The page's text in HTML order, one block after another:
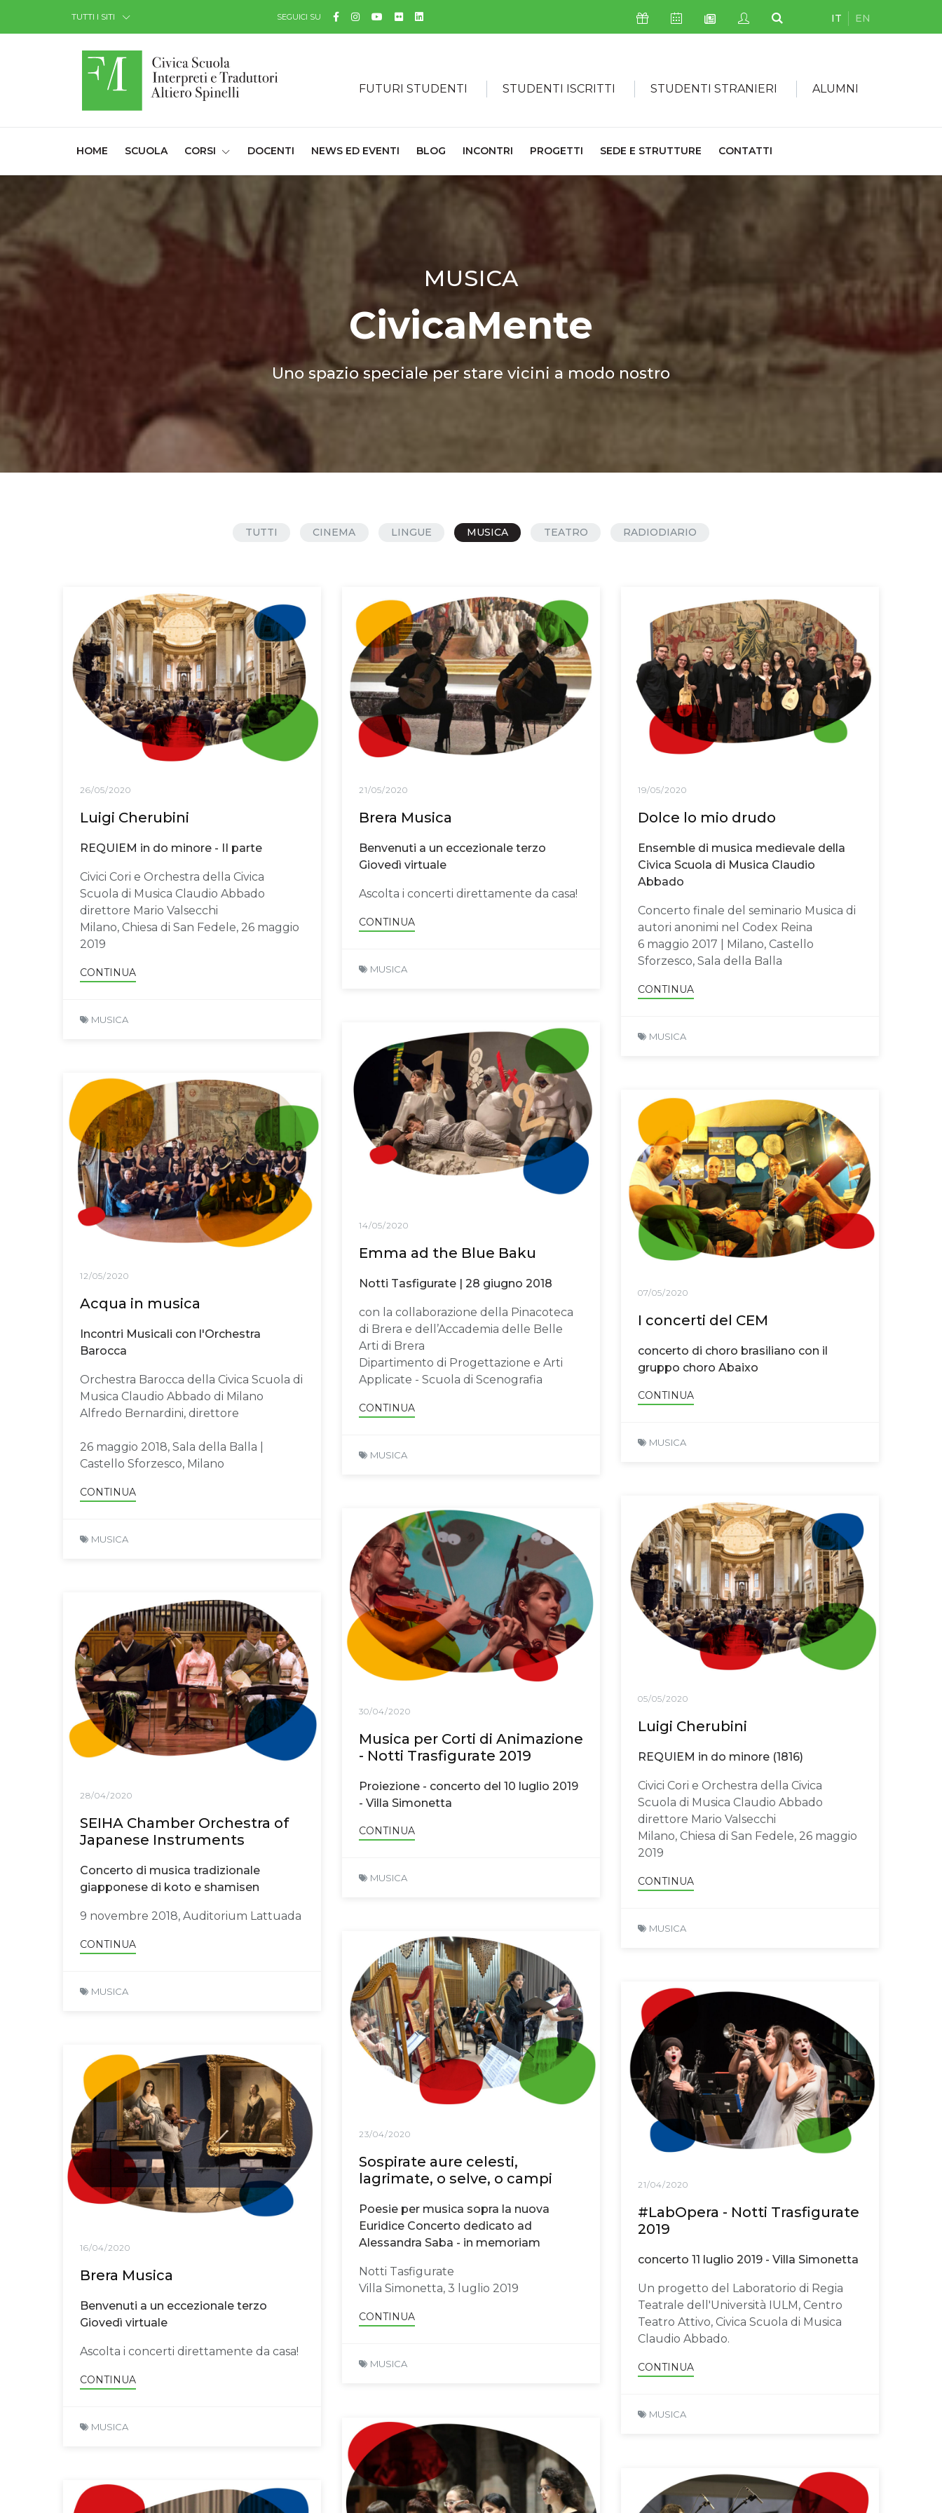
TUTTI I SITI SEGUICI SU Facebook
Instagram
YouTube
Flickr Icona SostieniciIcona Calendario Eventi
Icona Newsletter
Icona My Civica
Icona Cerca
IT EN
FUTURI STUDENTI STUDENTI ISCRITTI STUDENTI STRANIERI ALUMNI
HOME (CURRENT)
SCUOLA CORSI DOCENTI NEWS ED EVENTI BLOG INCONTRI PROGETTI SEDE E STRUTTURE CONTATTI
MUSICA
CivicaMente
Uno spazio speciale per stare vicini a modo nostro
TUTTI CINEMA LINGUE MUSICA TEATRO RADIODIARIO
26/05/2020
Luigi Cherubini
REQUIEM in do minore - II parte
Civici Cori e Orchestra della Civica
Scuola di Musica Claudio Abbado
direttore Mario Valsecchi
Milano, Chiesa di San Fedele, 26 maggio
2019
CONTINUA
MUSICA
21/05/2020
Brera Musica
Benvenuti a un eccezionale terzo
Giovedì virtuale
Ascolta i concerti direttamente da casa!
CONTINUA
MUSICA
19/05/2020
Dolce lo mio drudo
Ensemble di musica medievale della
Civica Scuola di Musica Claudio
Abbado
Concerto finale del seminario Musica di
autori anonimi nel Codex Reina
6 maggio 2017 | Milano, Castello
Sforzesco, Sala della Balla
CONTINUA
MUSICA
14/05/2020
Emma ad the Blue Baku
Notti Tasfigurate | 28 giugno 2018
con la collaborazione della Pinacoteca
di Brera e dell’Accademia delle Belle
Arti di Brera
Dipartimento di Progettazione e Arti
Applicate - Scuola di Scenografia
CONTINUA
MUSICA
12/05/2020
Acqua in musica
Incontri Musicali con l'Orchestra
Barocca
Orchestra Barocca della Civica Scuola di
Musica Claudio Abbado di Milano
Alfredo Bernardini, direttore
26 maggio 2018, Sala della Balla |
Castello Sforzesco, Milano
CONTINUA
MUSICA
07/05/2020
I concerti del CEM
concerto di choro brasiliano con il
gruppo choro Abaixo
CONTINUA
MUSICA
05/05/2020
Luigi Cherubini
REQUIEM in do minore (1816)
Civici Cori e Orchestra della Civica
Scuola di Musica Claudio Abbado
direttore Mario Valsecchi
Milano, Chiesa di San Fedele, 26 maggio
2019
CONTINUA
MUSICA
30/04/2020
Musica per Corti di Animazione
- Notti Trasfigurate 2019
Proiezione - concerto del 10 luglio 2019
- Villa Simonetta
CONTINUA
MUSICA
28/04/2020
SEIHA Chamber Orchestra of
Japanese Instruments
Concerto di musica tradizionale
giapponese di koto e shamisen
9 novembre 2018, Auditorium Lattuada
CONTINUA
MUSICA
23/04/2020
Sospirate aure celesti,
lagrimate, o selve, o campi
Poesie per musica sopra la nuova
Euridice Concerto dedicato ad
Alessandra Saba - in memoriam
Notti Tasfigurate
Villa Simonetta, 3 luglio 2019
CONTINUA
MUSICA
21/04/2020
#LabOpera - Notti Trasfigurate
2019
concerto 11 luglio 2019 - Villa Simonetta
Un progetto del Laboratorio di Regia
Teatrale dell'Università IULM, Centro
Teatro Attivo, Civica Scuola di Musica
Claudio Abbado.
CONTINUA
MUSICA
16/04/2020
Brera Musica
Benvenuti a un eccezionale terzo
Giovedì virtuale
Ascolta i concerti direttamente da casa!
CONTINUA
MUSICA